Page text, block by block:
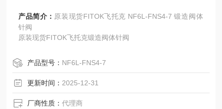
产品简介： 原装现货FITOK飞托克 NF6L-FNS4-7 锻造阀体
针阀
原装现货FITOK飞托克锻造阀体针阀
产品型号： NF6L-FNS4-7
更新时间： 2025-12-31
厂商性质：代理商